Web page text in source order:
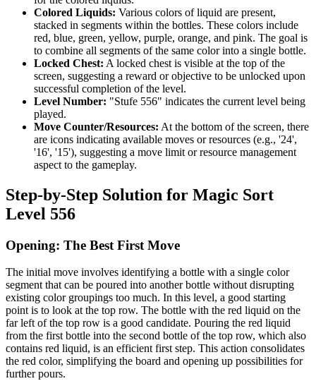
Colored Liquids: Various colors of liquid are present,
stacked in segments within the bottles. These colors include
red, blue, green, yellow, purple, orange, and pink. The goal is
to combine all segments of the same color into a single bottle.
Locked Chest: A locked chest is visible at the top of the
screen, suggesting a reward or objective to be unlocked upon
successful completion of the level.
Level Number: "Stufe 556" indicates the current level being
played.
Move Counter/Resources: At the bottom of the screen, there
are icons indicating available moves or resources (e.g., '24',
'16', '15'), suggesting a move limit or resource management
aspect to the gameplay.
Step-by-Step Solution for Magic Sort
Level 556
Opening: The Best First Move
The initial move involves identifying a bottle with a single color
segment that can be poured into another bottle without disrupting
existing color groupings too much. In this level, a good starting
point is to look at the top row. The bottle with the red liquid on the
far left of the top row is a good candidate. Pouring the red liquid
from the first bottle into the second bottle of the top row, which also
contains red liquid, is an efficient first step. This action consolidates
the red color, simplifying the board and opening up possibilities for
further pours.